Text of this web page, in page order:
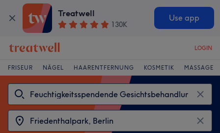
Treatwell
130K
Use app
LOGIN
FRISEUR NÄGEL HAARENTFERNUNG KOSMETIK MASSAGE